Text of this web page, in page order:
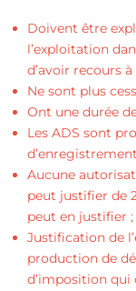
Doivent être
l’exploitation
d’avoir recours
Ne sont plus
Ont une durée
Les ADS sont
Aucune
peut justifier de
peut en justifier ;
Justification de
production de
d’imposition qui